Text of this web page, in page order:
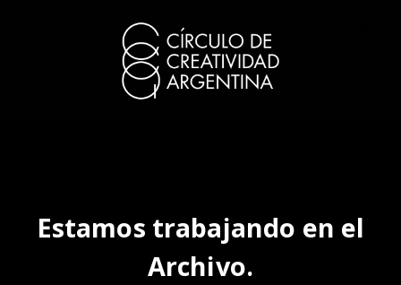
Estamos trabajando en el
Archivo.